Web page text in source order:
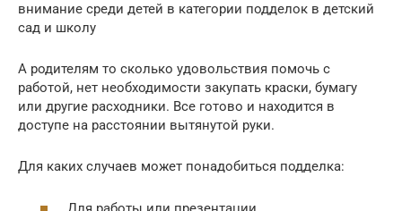
внимание среди детей в категории подделок в детский
сад и школу
А родителям то сколько удовольствия помочь с
работой, нет необходимости закупать краски, бумагу
или другие расходники. Все готово и находится в
доступе на расстоянии вытянутой руки.
Для каких случаев может понадобиться подделка: